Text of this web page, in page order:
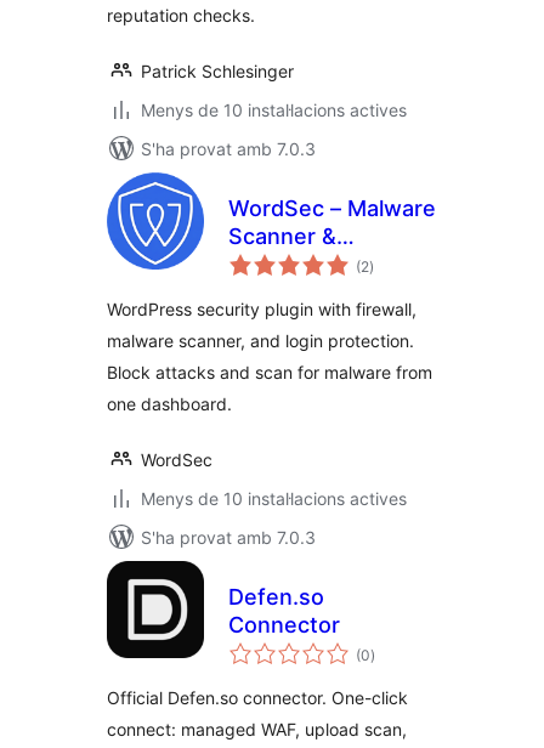
reputation checks.
Patrick Schlesinger
Menys de 10 instal·lacions actives
S'ha provat amb 7.0.3
WordSec – Malware
Scanner &
Removal, Web
(WAF), and 2FA
(2puntuacions
totals
)
WordPress security plugin with firewall,
malware scanner, and login protection.
Block attacks and scan for malware from
one dashboard.
WordSec
Menys de 10 instal·lacions actives
S'ha provat amb 7.0.3
Defen.so
Connector
(0puntuacions
totals
)
Official Defen.so connector. One-click
connect: managed WAF, upload scan,